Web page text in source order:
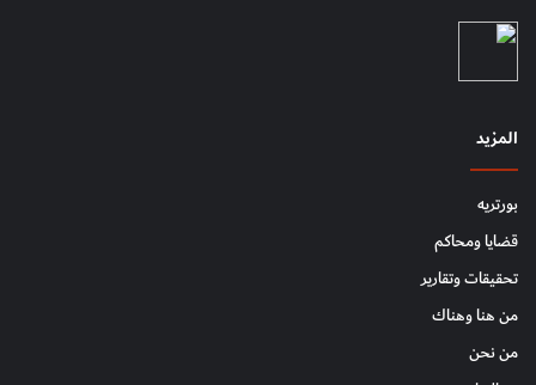
المزيد
بورتريه
قضايا ومحاكم
تحقيقات وتقارير
من هنا وهناك
من نحن